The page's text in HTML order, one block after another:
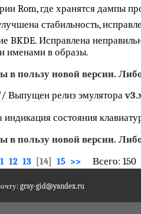
Rom, где хранятся дампы
стабильность,
BKDE. Исправлена
именами в образы.
в пользу новой версии.
Выпущен релиз эмулятора
индикация состояния
в пользу новой версии.
12 13 [14] 15 >> Всего:
gray-gid@yandex.ru